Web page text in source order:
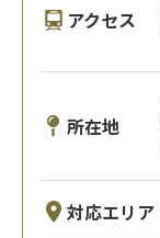
アクセス
所在地
対応エリア